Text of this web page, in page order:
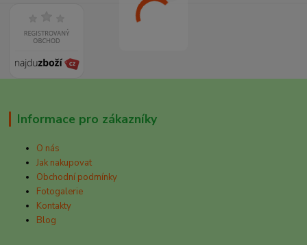
Informace pro zákazníky
O nás
Jak nakupovat
Obchodní podmínky
Fotogalerie
Kontakty
Blog